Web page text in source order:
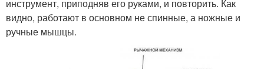
инструмент, приподняв его руками, и повторить. Как
видно, работают в основном не спинные, а ножные и
ручные мышцы.